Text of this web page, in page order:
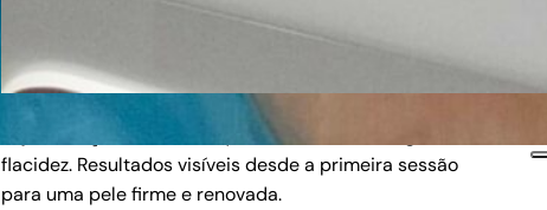
Rejuvenesça com Criofrequência Max. Reduza gordura e
flacidez. Resultados visíveis desde a primeira sessão
para uma pele firme e renovada.